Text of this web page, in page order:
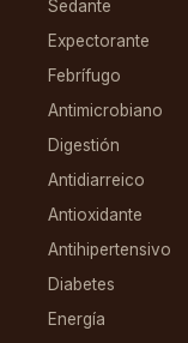
Sedante
Expectorante
Febrífugo
Antimicrobiano
Digestión
Antidiarreico
Antioxidante
Antihipertensivo
Diabetes
Energía